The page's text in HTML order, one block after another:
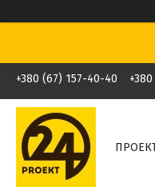
+380 (67) 157-40-40